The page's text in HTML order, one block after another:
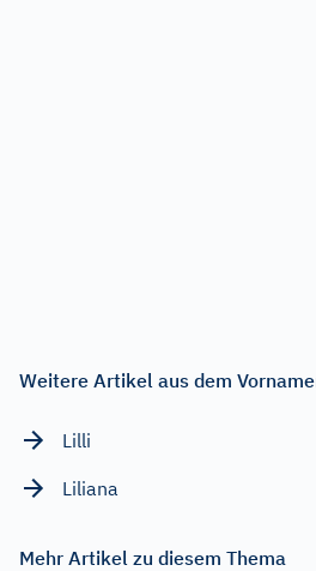
Weitere Artikel aus dem
Lilli
Liliana
Mehr Artikel zu diesem Thema